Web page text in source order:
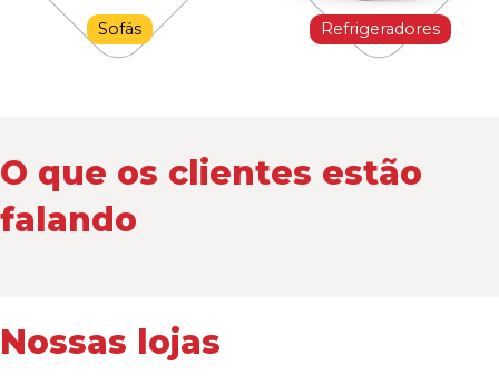
Sofás Refrigeradores
O que os clientes estão
falando
Nossas lojas